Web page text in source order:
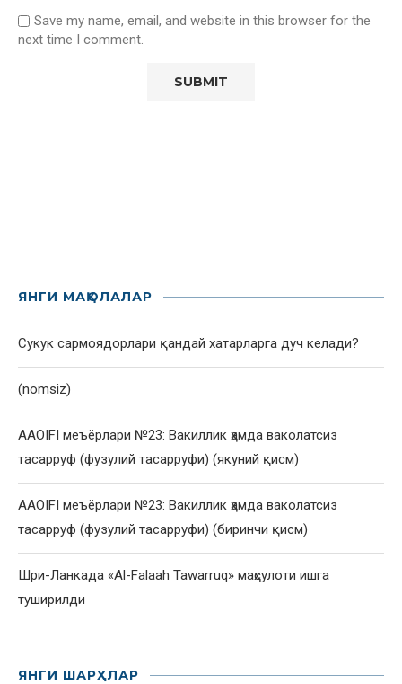
Save my name, email, and website in this browser for the
next time I comment.
ЯНГИ МАҚОЛАЛАР
Сукук сармоядорлари қандай хатарларга дуч келади?
(nomsiz)
AAOIFI меъёрлари №23: Вакиллик ҳамда ваколатсиз
тасарруф (фузулий тасарруфи) (якуний қисм)
AAOIFI меъёрлари №23: Вакиллик ҳамда ваколатсиз
тасарруф (фузулий тасарруфи) (биринчи қисм)
Шри-Ланкада «Al-Falaah Tawarruq» маҳсулоти ишга
туширилди
ЯНГИ ШАРҲЛАР